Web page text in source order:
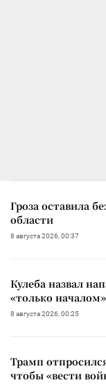
Гроза оставила
области
8 августа 2026, 00:37
Кулеба назвал
«только началом»
8 августа 2026, 00:25
Трамп
чтобы «вести